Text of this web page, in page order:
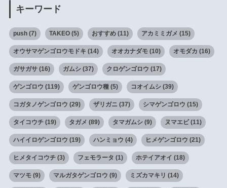
キーワード
push(7) TAKEO(5) おすすめ(11) アカミミガメ (15)
オウサマゲンゴロウモドキ (14) オオカナダモ(10) オモダカ (16)
ガサガサ(16) ガムシ(37) クロゲンゴロウ (17)
ゲンゴロウ (119) ゲンゴロウ種(5) コオイムシ(39)
コガタノゲンゴロウ (29) ザリガニ (37) シマゲンゴロウ (15)
タイコウチ(19) タガメ (89) タマガムシ(9) ヌマエビ(11)
ハイイロゲンゴロウ (19) ハンミョウ (4) ヒメゲンゴロウ (21)
ヒメタイコウチ(3) フェモラータ (1) ホテイアオイ (18)
マツモ(9) マルガタゲンゴロウ (9) ミズカマキリ (14)